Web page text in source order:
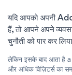
यदि आपको अपनी
हैं, तो आपने अपने
चुनौती को पार कर
लेकिन इसके बाद आता
और अधिक विज़िटर्स का